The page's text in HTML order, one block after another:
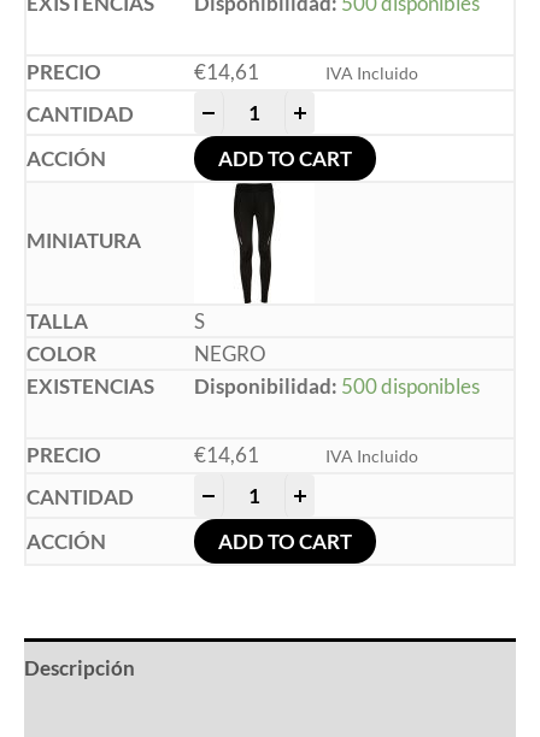
€14,61 IVA Incluido
ADD TO CART
S
NEGRO
Disponibilidad: 500 disponibles
€14,61 IVA Incluido
ADD TO CART
Descripción